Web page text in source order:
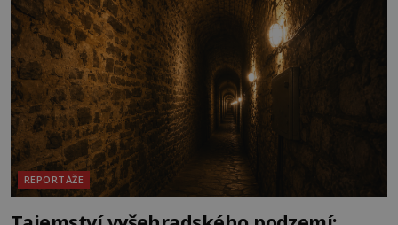
vrch Hr
REPORTÁŽE